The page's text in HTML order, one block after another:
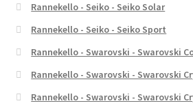
Rannekello - Seiko - Seiko Solar
Rannekello - Seiko - Seiko Sport
Rannekello - Swarovski - Swarovski
Rannekello - Swarovski - Swarovski
Rannekello - Swarovski - Swarovski